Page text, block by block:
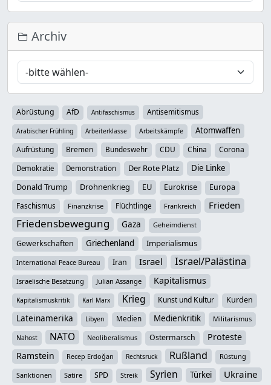
Archiv
Abrüstung AfD Antifaschismus Antisemitismus
Arabischer Frühling Arbeiterklasse Arbeitskämpfe Atomwaffen
Aufrüstung Bremen Bundeswehr CDU China Corona
Demokratie Demonstration Der Rote Platz
Die Linke
Donald Trump
Drohnenkrieg EU Eurokrise Europa
Faschismus Finanzkrise Flüchtlinge Frankreich Frieden
Friedensbewegung Gaza Geheimdienst
Gewerkschaften Griechenland Imperialismus
International Peace Bureau Iran Israel Israel/Palästina
Israelische Besatzung Julian Assange Kapitalismus
Kapitalismuskritik Karl Marx Krieg Kunst und Kultur Kurden
Lateinamerika Libyen Medien Medienkritik Militarismus
Nahost NATO Neoliberalismus Ostermarsch
Proteste
Ramstein
Recep Erdoğan Rechtsruck Rußland Rüstung
Sanktionen Satire SPD Streik Syrien Türkei Ukraine